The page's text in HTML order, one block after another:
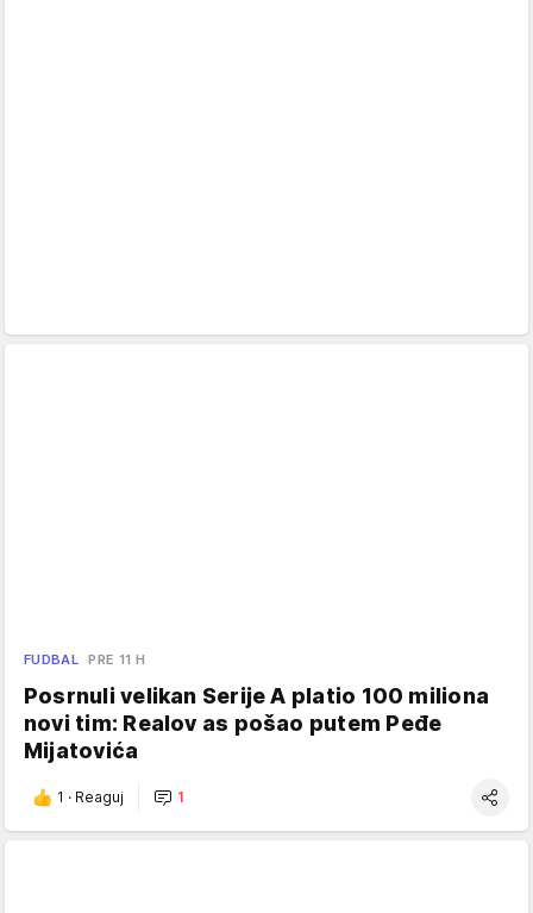
FUDBAL PRE 11 H
Posrnuli velikan Serije A platio 100 miliona
novi tim: Realov as pošao putem Peđe
Mijatovića
1 · Reaguj 1